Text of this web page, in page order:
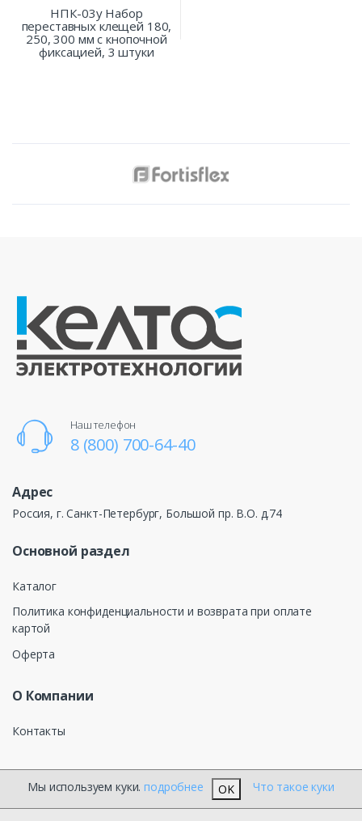
НПК-03у Набор
переставных клещей 180,
250, 300 мм с кнопочной
фиксацией, 3 штуки
Наш телефон
8 (800) 700-64-40
Адрес
Россия, г. Санкт-Петербург, Большой пр. В.О. д.74
Основной раздел
Каталог
Политика конфиденциальности и возврата при оплате
картой
Оферта
О Компании
Контакты
КЕЛТОС ЭЛЕКТРОТЕХНИКА
Мы используем куки.подробнее OK Что такое куки